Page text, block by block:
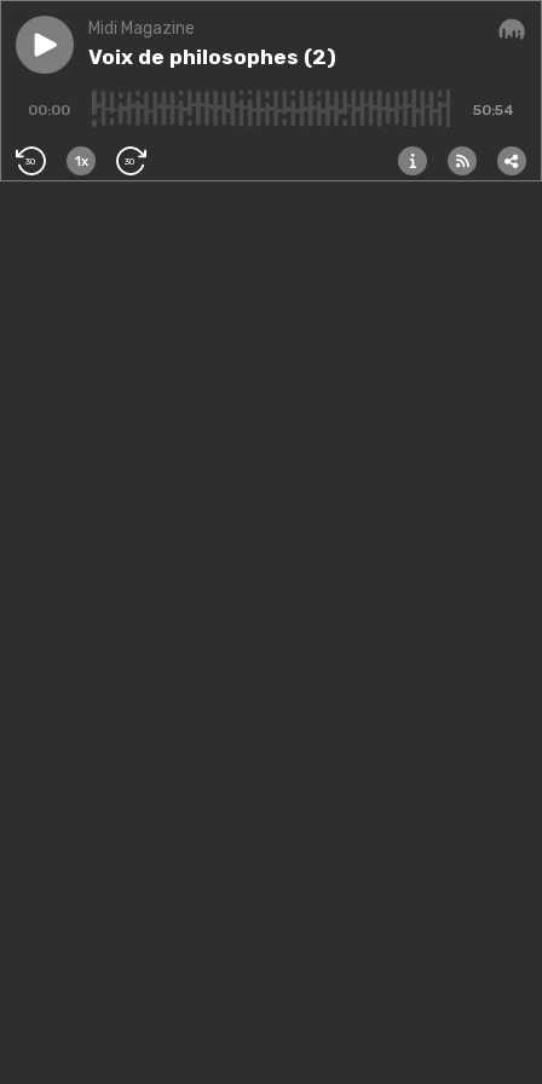
Play episode Voix de philosophes (2)
Midi Magazine
Voix de philosophes (2)
00:00 50:54
30 1x 30